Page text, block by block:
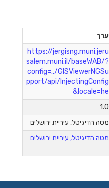
ערך
https://jergisng.muni.jeru
salem.muni.il/baseWAB/?
config=../GISViewerNGSu
pport/api/InjectingConfig
&locale=he
1.0
מטה הדיגיטל, עיריית ירושלים
מטה הדיגיטל, עיריית ירושלים